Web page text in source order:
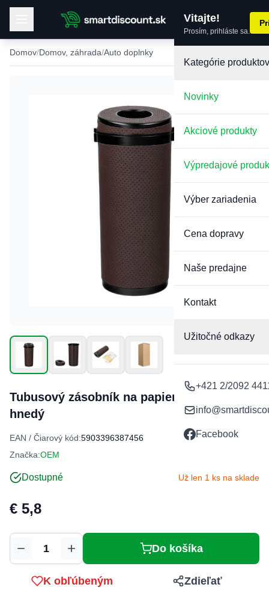
Vitajte!
Prosím, prihláste sa.
Kategórie produktov
Novinky
Akciové produkty
Výpredajové
Výber zariadenia
Cena dopravy
Naše predajne
Kontakt
Užitočné odkazy
+421 2/2092
Facebook
Domov Domov, záhrada Auto doplnky
Tubusový zásobník na papierové utierky
hnedý
EAN / Čiarový kód:5903396387456
Značka:OEM
Dostupné Už len 1 ks na sklade
€ 5,8
Množstvo Do košíka
K obľúbeným Zdieľať